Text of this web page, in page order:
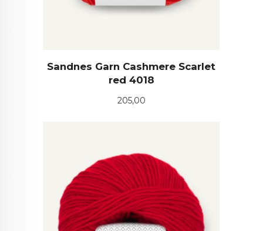
Sandnes Garn Cashmere Scarlet
red 4018
Pris
205,00